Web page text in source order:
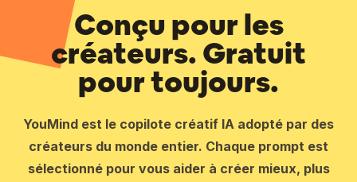
Conçu pour les
créateurs. Gratuit
pour toujours.
YouMind est le copilote créatif IA adopté par des
créateurs du monde entier. Chaque prompt est
sélectionné pour vous aider à créer mieux, plus